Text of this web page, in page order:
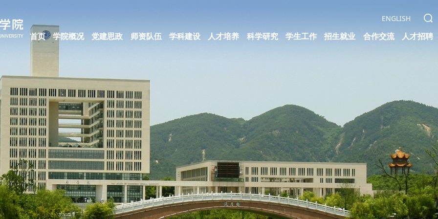
ENGLISH
首页 学院概况 党建思政 师资队伍 学科建设 人才培养 科学研究 学生工作 招生就业 合作交流 人才招聘